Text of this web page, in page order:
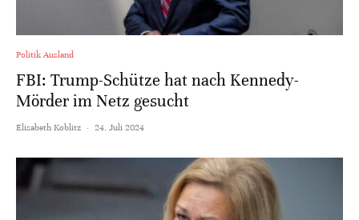
Politik Ausland
FBI: Trump-Schütze hat nach Kennedy-
Mörder im Netz gesucht
Elisabeth Koblitz · 24. Juli 2024